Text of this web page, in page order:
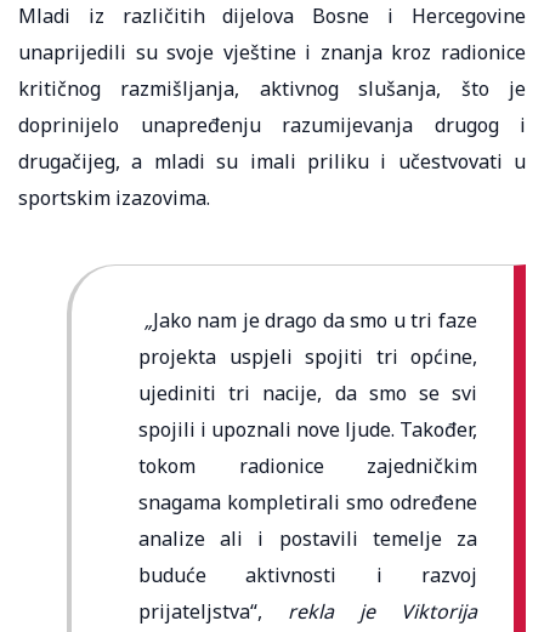
Mladi iz različitih dijelova Bosne i Hercegovine
unaprijedili su svoje vještine i znanja kroz radionice
kritičnog razmišljanja, aktivnog slušanja, što je
doprinijelo unapređenju razumijevanja drugog i
drugačijeg, a mladi su imali priliku i učestvovati u
sportskim izazovima.
„Jako nam je drago da smo u tri faze
projekta uspjeli spojiti tri općine,
ujediniti tri nacije, da smo se svi
spojili i upoznali nove ljude. Također,
tokom radionice zajedničkim
snagama kompletirali smo određene
analize ali i postavili temelje za
buduće aktivnosti i razvoj
prijateljstva“, rekla je Viktorija